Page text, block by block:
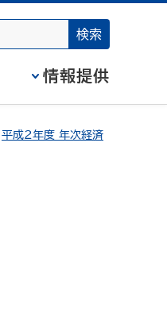
情報提供
平成2年度 年次経済